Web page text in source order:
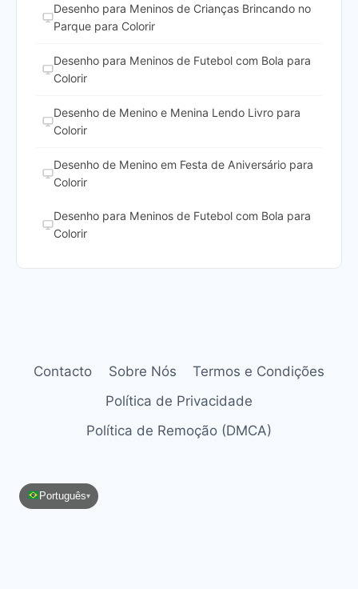
Desenho para Meninos de Crianças Brincando no
Parque para Colorir
Desenho para Meninos de Futebol com Bola para
Colorir
Desenho de Menino e Menina Lendo Livro para
Colorir
Desenho de Menino em Festa de Aniversário para
Colorir
Desenho para Meninos de Futebol com Bola para
Colorir
Contacto Sobre Nós
Termos e Condições
Política de Privacidade
Política de Remoção (DMCA)
Português▾